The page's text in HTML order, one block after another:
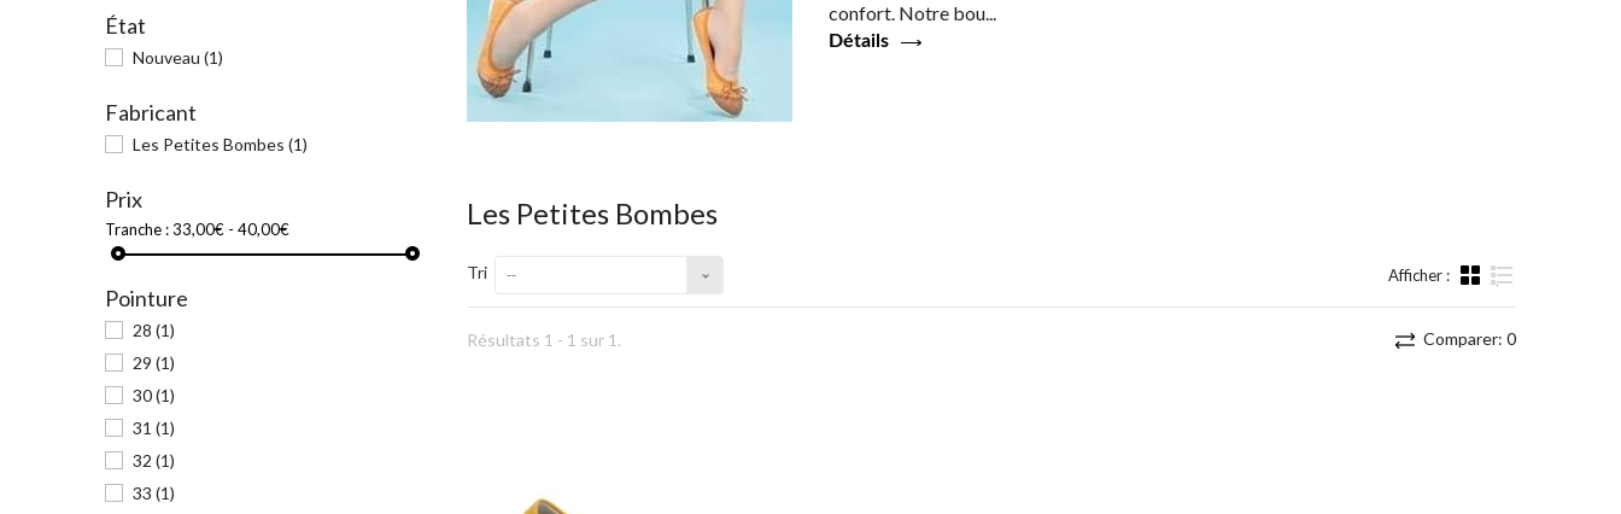
État
Nouveau (1)
Fabricant
Les Petites Bombes (1)
Prix
Tranche :33,00€ - 40,00€
Pointure
28 (1)
29 (1)
30(1)
31 (1)
32 (1)
33 (1)
confort. Notre bou...
Détails
Les Petites Bombes
Afficher :
Liste
Tri --
Comparer: 0
Résultats 1 - 1 sur 1.